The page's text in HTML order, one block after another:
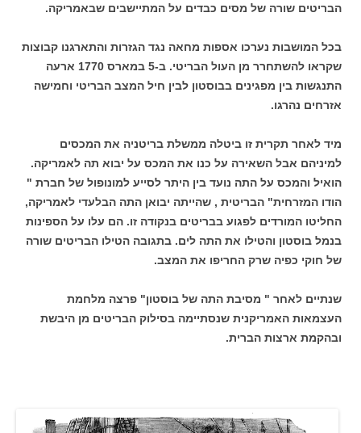
הבריטים שורה של מסים כבדים על המתיישבים שבאמריקה.
בכל המושבות נערכו אספות מחאה נגד הגזרות והתארגנו קבוצות
שקראו להשתחרר מן העול הבריטי. ב-5 במארס 1770 ארעה
התנגשות בין מפגינים בבוסטון לבין חיל המצב הבריטי וחמישה
אזרחים נהרגו.
מיד לאחר תקרית זו ביטלה ממשלת בריטניה את המכסים
למיניהם אבל השאירה על כנו את המכס על יבוא תה לאמריקה.
הואיל והמכס על התה נועד בין היתר לסייע למונופול של חברת "
הודו המזרחית" הבריטית , שהייתה יבואן התה הבלעדי לאמריקה,
החליטו המורדים לפגוע בבריטים בנקודה זו. הם עלו על הספינות
בנמל בוסטון והטילו את התה לים. בתגובה הטילו הבריטים שורה
של חוקי כפיה שרק החריפו את המצב.
שנתיים לאחר " מסיבת התה של בוסטון" פרצה מלחמת
העצמאות האמריקנית שנסתיימה בסילוק הבריטים מן היבשת
ובהקמת ארצות הברית.